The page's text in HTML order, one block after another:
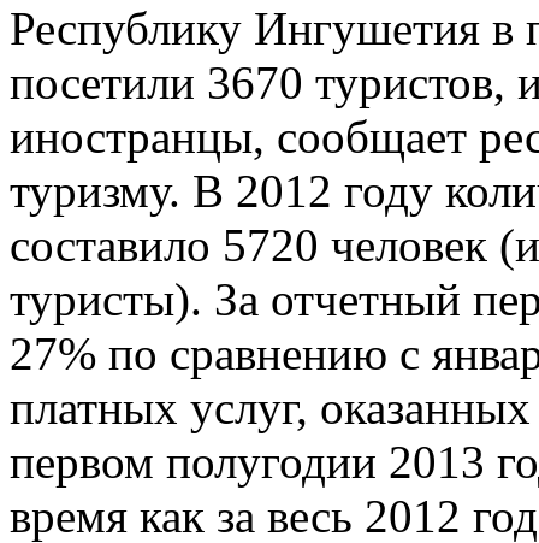
Республику Ингушетия в
посетили 3670 туристов,
иностранцы, сообщает
туризму. В 2012 году
составило 5720 человек
туристы). За отчетный
27% по сравнению с
платных услуг,
первом полугодии 2013
время как за весь 2012